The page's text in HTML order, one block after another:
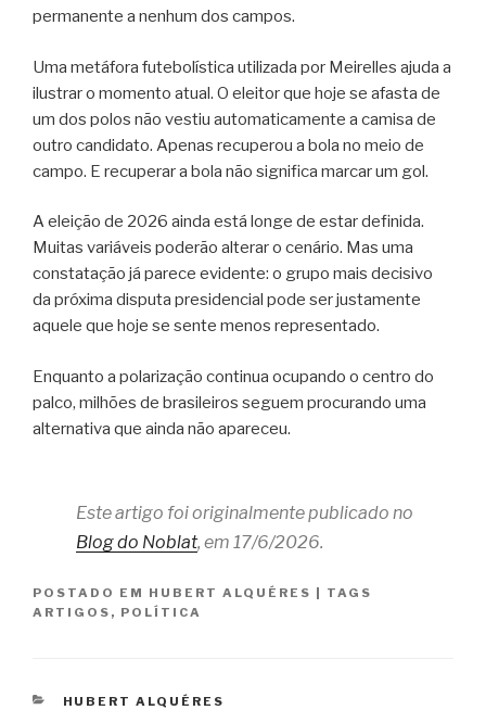
permanente a nenhum dos campos.
Uma metáfora futebolística utilizada por Meirelles ajuda a
ilustrar o momento atual. O eleitor que hoje se afasta de
um dos polos não vestiu automaticamente a camisa de
outro candidato. Apenas recuperou a bola no meio de
campo. E recuperar a bola não significa marcar um gol.
A eleição de 2026 ainda está longe de estar definida.
Muitas variáveis poderão alterar o cenário. Mas uma
constatação já parece evidente: o grupo mais decisivo
da próxima disputa presidencial pode ser justamente
aquele que hoje se sente menos representado.
Enquanto a polarização continua ocupando o centro do
palco, milhões de brasileiros seguem procurando uma
alternativa que ainda não apareceu.
Este artigo foi originalmente publicado no
Blog do Noblat, em 17/6/2026.
POSTADO EM HUBERT ALQUÉRES
TAGS
ARTIGOS , POLÍTICA
CATEGORIAS
HUBERT ALQUÉRES